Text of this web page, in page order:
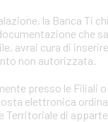
la Banca Ti
che
avrai cura di
non autorizzata.
presso le Filiali
elettronica
di